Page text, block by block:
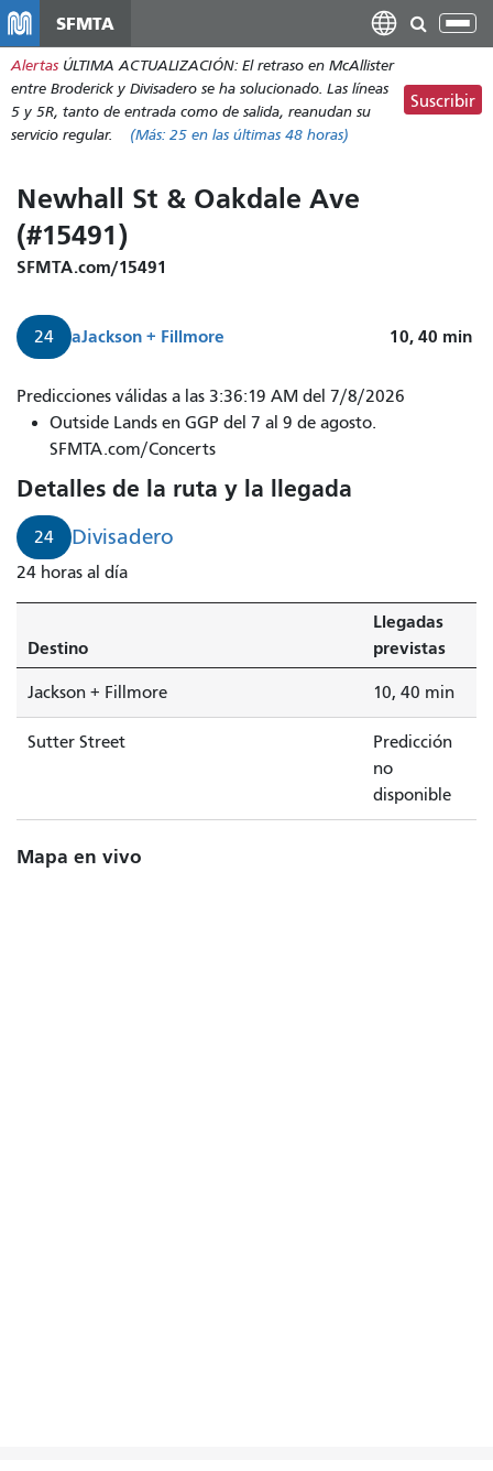
contenido
principal
SFMTA
Alertas ÚLTIMA ACTUALIZACIÓN: El retraso en McAllister
entre Broderick y Divisadero se ha solucionado. Las líneas
5 y 5R, tanto de entrada como de salida, reanudan su
servicio regular.
(Más: 25 en las últimas 48 horas)
Suscribir
Newhall St & Oakdale Ave
(#15491)
SFMTA.com/15491
24 aJackson + Fillmore 10, 40 min
Predicciones válidas a las 3:36:19 AM del 7/8/2026
Outside Lands en GGP del 7 al 9 de agosto.
SFMTA.com/Concerts
Detalles de la ruta y la llegada
24 Divisadero
24 horas al día
Destino
Llegadas
previstas
Jackson + Fillmore 10, 40 min
Sutter Street
Predicción
no
disponible
Mapa en vivo